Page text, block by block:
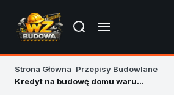
Strona Główna–Przepisy Budowlane–
Kredyt na budowę domu warunki 2026 i koszty